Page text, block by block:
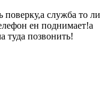
поверку,а служба то ли
ен поднимает!а
туда позвонить!